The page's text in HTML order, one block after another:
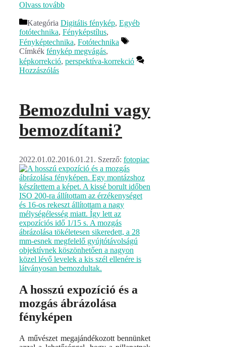
Olvass tovább
Kategória Digitális fénykép, Egyéb
fotótechnika, Fényképstílus,
Fényképtechnika, Fotótechnika
Címkék fénykép megvágás,
képkorrekció, perspektíva-korrekció
Hozzászólás
Bemozdulni vagy
bemozdítani?
2022.01.02.2016.01.21. Szerző: fotopiac
A hosszú expozíció és a
mozgás ábrázolása
fényképen
A művészet megajándékozott bennünket